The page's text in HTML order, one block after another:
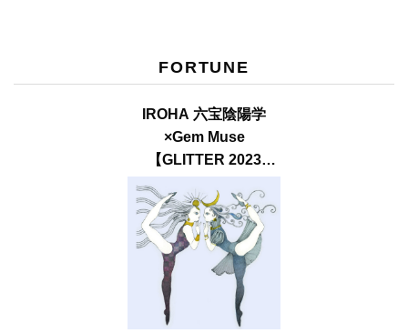
FORTUNE
IROHA 六宝陰陽学
×Gem Muse
【GLITTER 2023
SUMMER issue】